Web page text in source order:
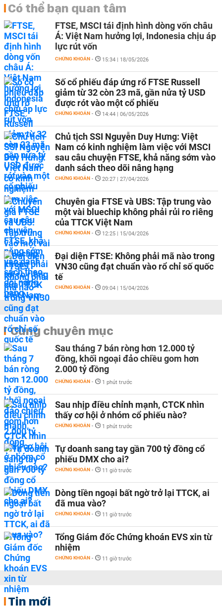
Có thể bạn quan tâm
FTSE, MSCI tái định hình dòng vốn châu
Á: Việt Nam hưởng lợi, Indonesia chịu áp
lực rút vốn
CHỨNG KHOÁN - 15:34 | 18/05/2026
Số cổ phiếu đáp ứng rổ FTSE Russell
giảm từ 32 còn 23 mã, gần nửa tỷ USD
được rót vào một cổ phiếu
CHỨNG KHOÁN - 14:44 | 06/05/2026
Chủ tịch SSI Nguyễn Duy Hưng: Việt
Nam có kinh nghiệm làm việc với MSCI
sau câu chuyện FTSE, khả năng sớm vào
danh sách theo dõi nâng hạng
CHỨNG KHOÁN - 20:27 | 27/04/2026
Chuyên gia FTSE và UBS: Tập trung vào
một vài bluechip không phải rủi ro riêng
của TTCK Việt Nam
CHỨNG KHOÁN - 12:25 | 15/04/2026
Đại diện FTSE: Không phải mã nào trong
VN30 cũng đạt chuẩn vào rổ chỉ số quốc
tế
CHỨNG KHOÁN - 09:04 | 15/04/2026
Cùng chuyên mục
Sau tháng 7 bán ròng hơn 12.000 tỷ
đồng, khối ngoại đảo chiều gom hơn
2.000 tỷ đồng
CHỨNG KHOÁN - 1 phút trước
Sau nhịp điều chỉnh mạnh, CTCK nhìn
thấy cơ hội ở nhóm cổ phiếu nào?
CHỨNG KHOÁN - 1 phút trước
Tự doanh sang tay gần 700 tỷ đồng cổ
phiếu DMX cho ai?
CHỨNG KHOÁN - 11 giờ trước
Dòng tiền ngoại bất ngờ trở lại TTCK, ai
đã mua vào?
CHỨNG KHOÁN - 11 giờ trước
Tổng Giám đốc Chứng khoán EVS xin từ
nhiệm
CHỨNG KHOÁN - 11 giờ trước
Tin mới